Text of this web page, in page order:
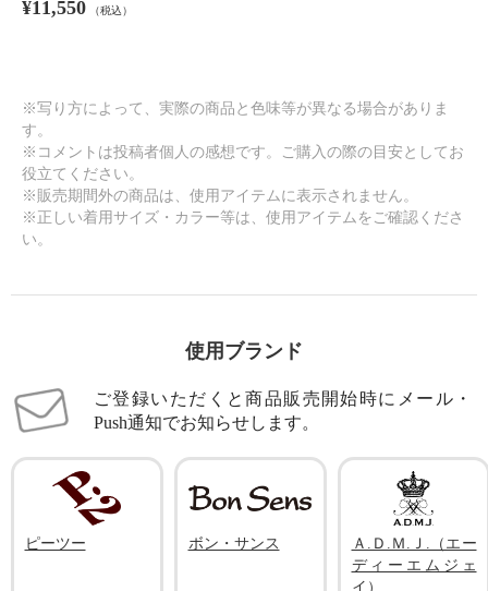
¥11,550 （税込）
※写り方によって、実際の商品と色味等が異なる場合がありま
す。
※コメントは投稿者個人の感想です。ご購入の際の目安としてお
役立てください。
※販売期間外の商品は、使用アイテムに表示されません。
※正しい着用サイズ・カラー等は、使用アイテムをご確認くださ
い。
使用ブランド
ご登録いただくと商品販売開始時にメール・
Push通知でお知らせします。
ピーツー ボン・サンス
Ａ.Ｄ.Ｍ.Ｊ.（エー
ディーエムジェ
イ）